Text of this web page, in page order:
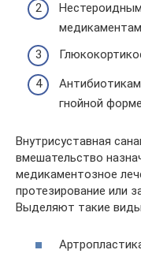
гнойной
Внутрисуставная
вмешательство
медикаментозное
протезирование или
Выделяют такие виды